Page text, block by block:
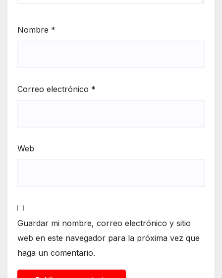
Nombre *
Correo electrónico *
Web
Guardar mi nombre, correo electrónico y sitio
web en este navegador para la próxima vez que
haga un comentario.